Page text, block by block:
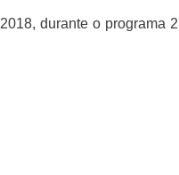
durante o programa 2